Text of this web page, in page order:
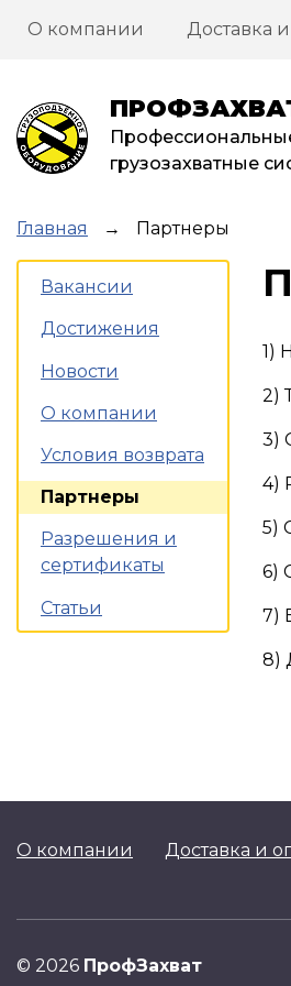
О компании Доставка
грузозахватные
Строка
навигации
Главная Партнеры
1)
2)
3)
4)
5)
6)
7)
8)
Вакансии
Достижения
Новости
О компании
Условия возврата
Партнеры
Разрешения и
сертификаты
Статьи
О компании Доставка и
© 2026 ПрофЗахват